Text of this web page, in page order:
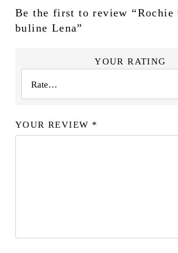
Be the first to review “Rochie
buline Lena”
YOUR RATING
YOUR REVIEW *